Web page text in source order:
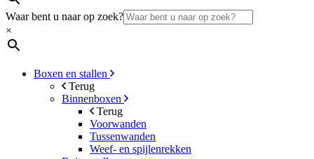
Waar bent u naar op zoek?
×
Boxen en stallen
Terug
Binnenboxen
Terug
Voorwanden
Tussenwanden
Weef- en spijlenrekken